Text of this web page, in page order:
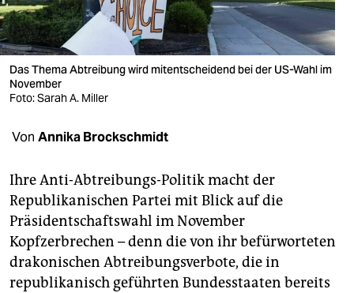
wahrheit
verlag
verlag
shop
fragen & hilfe
unterstützen
abo
genossenschaft
Das Thema Abtreibung wird mitentscheidend bei der US-Wahl im
November
Foto: Sarah A. Miller
Von Annika Brockschmidt
Ihre Anti-Abtreibungs-Politik macht der
Republikanischen Partei mit Blick auf die
Präsidentschaftswahl im November
Kopfzerbrechen – denn die von ihr befürworteten
drakonischen Abtreibungsverbote, die in
republikanisch geführten Bundesstaaten bereits